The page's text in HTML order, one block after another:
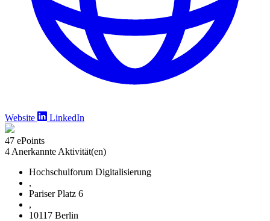
Website LinkedIn
47 ePoints
4 Anerkannte Aktivität(en)
Hochschulforum Digitalisierung
,
Pariser Platz 6
,
10117 Berlin